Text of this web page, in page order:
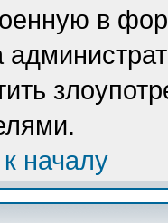
в
началу